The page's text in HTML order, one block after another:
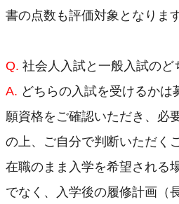
ニューロエンジニアリ
教育
博士前期課程
博士後期課程
入試情報
書の点数も評価対象となります
Q. 社会人入試と一般入試のど
A. どちらの入試を受けるかは
願資格をご確認いただき、必
の上、ご自分で判断いただく
在職のまま入学を希望される
でなく、入学後の履修計画（